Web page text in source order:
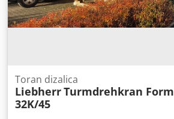
Toran dizalica
LiebherrTurmdrehkran Form
32K/45